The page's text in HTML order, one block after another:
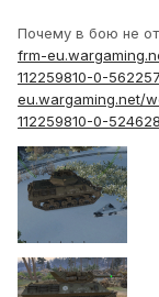
Почему в бою не
frm-
112259810-0-
eu.wargaming.net/
112259810-0-